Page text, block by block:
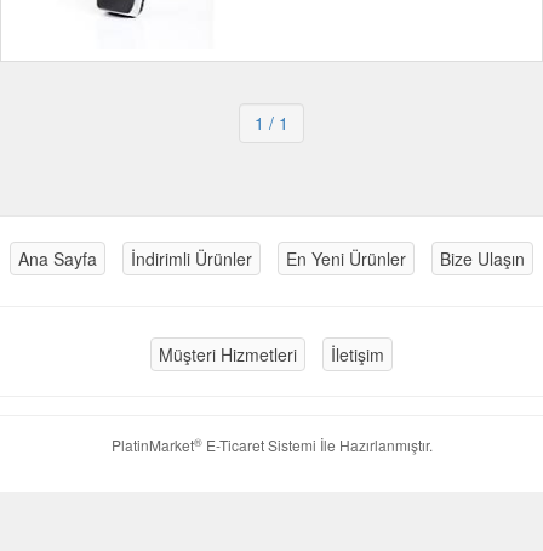
1 / 1
Ana Sayfa İndirimli Ürünler En Yeni Ürünler Bize Ulaşın
Müşteri Hizmetleri İletişim
PlatinMarket®E-Ticaret Sistemi İle Hazırlanmıştır.